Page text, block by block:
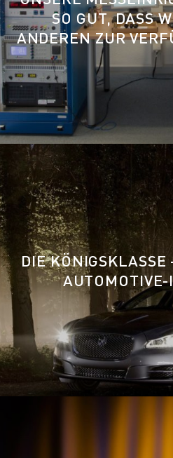
SO GUT, DASS
ANDEREN ZUR
DIE